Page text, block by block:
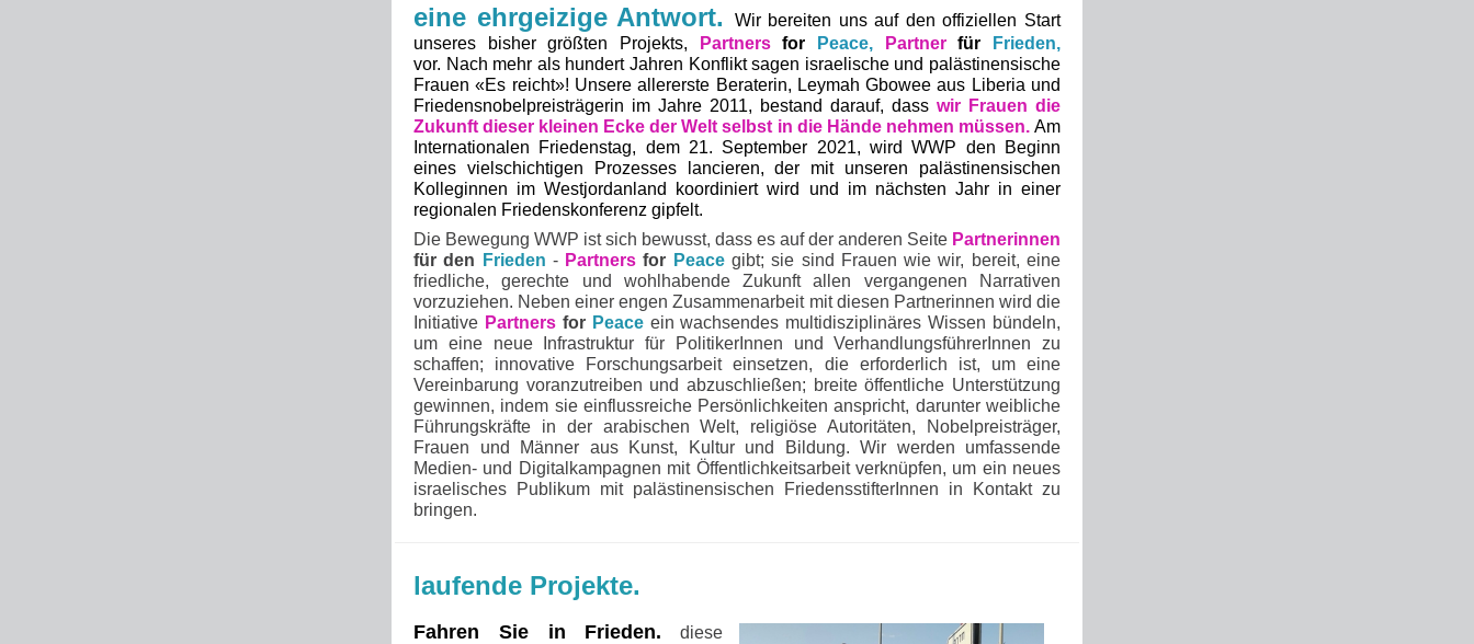
eine ehrgeizige Antwort.
Wir bereiten uns auf den offiziellen Start
unseres bisher größten Projekts,
Partners for Peace, Partner für Frieden,
vor. Nach mehr als hundert Jahren Konflikt sagen israelische und palästinensische
Frauen «Es reicht»! Unsere allererste Beraterin, Leymah Gbowee aus Liberia und
Friedensnobelpreisträgerin im Jahre 2011, bestand darauf, dass wir Frauen die
Zukunft dieser kleinen Ecke der Welt selbst in die Hände nehmen müssen. Am
Internationalen Friedenstag, dem 21. September 2021, wird WWP den Beginn
eines vielschichtigen Prozesses lancieren, der mit unseren palästinensischen
Kolleginnen im Westjordanland koordiniert wird und im nächsten Jahr in einer
regionalen Friedenskonferenz gipfelt.
Die Bewegung WWP ist sich bewusst, dass es auf der anderen Seite Partnerinnen
für den
Frieden - Partners for Peacegibt; sie sind Frauen wie wir, bereit, eine
friedliche, gerechte und wohlhabende Zukunft allen vergangenen Narrativen
vorzuziehen. Neben einer engen Zusammenarbeit mit diesen Partnerinnen wird die
Initiative Partners for Peaceein wachsendes multidisziplinäres Wissen bündeln,
um eine neue Infrastruktur für PolitikerInnen und VerhandlungsführerInnen zu
schaffen; innovative Forschungsarbeit einsetzen, die erforderlich ist, um eine
Vereinbarung voranzutreiben und abzuschließen; breite öffentliche Unterstützung
gewinnen, indem sie einflussreiche Persönlichkeiten anspricht, darunter weibliche
Führungskräfte in der arabischen Welt, religiöse Autoritäten, Nobelpreisträger,
Frauen und Männer aus Kunst, Kultur und Bildung. Wir werden umfassende
Medien- und Digitalkampagnen mit Öffentlichkeitsarbeit verknüpfen, um ein neues
israelisches Publikum mit palästinensischen FriedensstifterInnen in Kontakt zu
bringen.
laufende Projekte.
Fahren Sie in Frieden. diese